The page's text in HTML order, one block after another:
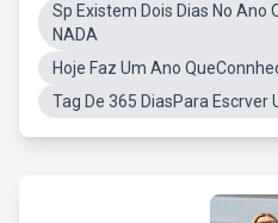
Sp Existem Dois Dias No Ano
NADA
Hoje Faz Um Ano
Tag De 365 DiasPara Escrver